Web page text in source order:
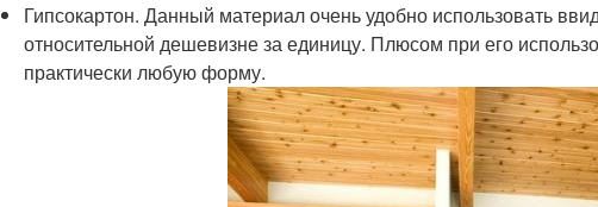
Гипсокартон. Данный материал очень удобно использовать
относительной дешевизне за единицу. Плюсом при его
практически любую форму.